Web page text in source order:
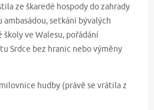
ze škaredé hospody do zahrady
ambasádou, setkání bývalých
ve Walesu, pořádání
Srdce bez hranic nebo výměny
hudby (právě se vrátila z